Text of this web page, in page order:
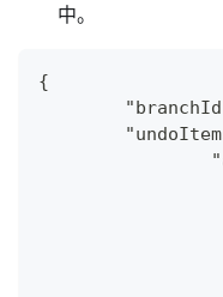
中。
{